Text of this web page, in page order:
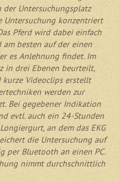
der Untersuchungsplatz
konzentriert
Pferd wird dabei einfach
besten auf der einen
es Anlehnung findet. Im
in drei Ebenen beurteilt,
kurze Videoclips erstellt
werden zur
Bei gegebener Indikation
evtl. auch ein 24-Stunden
an dem das EKG
die Untersuchung auf
per Bluetooth an einen PC.
nimmt durchschnittlich